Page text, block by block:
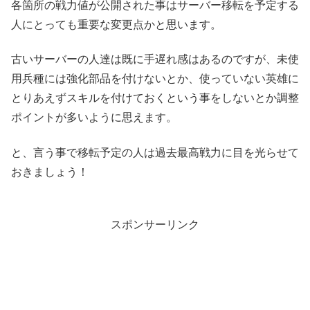
各箇所の戦力値が公開された事はサーバー移転を予定する
人にとっても重要な変更点かと思います。
古いサーバーの人達は既に手遅れ感はあるのですが、未使
用兵種には強化部品を付けないとか、使っていない英雄に
とりあえずスキルを付けておくという事をしないとか調整
ポイントが多いように思えます。
と、言う事で移転予定の人は過去最高戦力に目を光らせて
おきましょう！
スポンサーリンク